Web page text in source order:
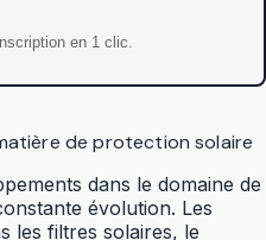
en 1 clic.
de protection solaire
dans le domaine de
évolution. Les
les filtres solaires, le